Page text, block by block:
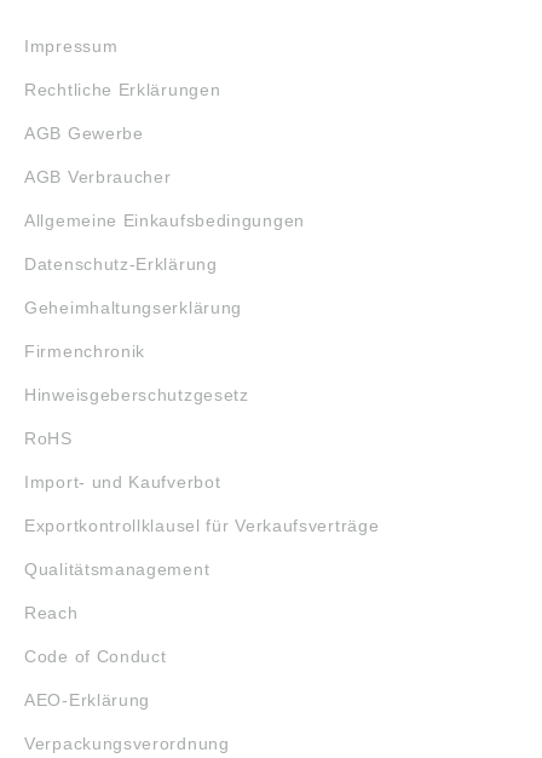
Impressum
Rechtliche Erklärungen
AGB Gewerbe
AGB Verbraucher
Allgemeine Einkaufsbedingungen
Datenschutz-Erklärung
Geheimhaltungserklärung
Firmenchronik
Hinweisgeberschutzgesetz
RoHS
Import- und Kaufverbot
Exportkontrollklausel für Verkaufsverträge
Qualitätsmanagement
Reach
Code of Conduct
AEO-Erklärung
Verpackungsverordnung